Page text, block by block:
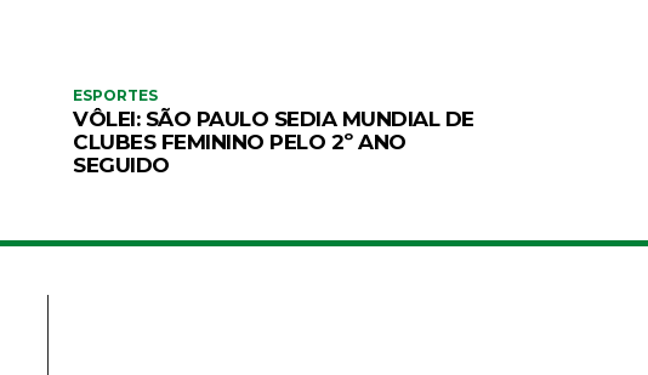
ESPORTES
VÔLEI: SÃO PAULO SEDIA MUNDIAL DE
CLUBES FEMININO PELO 2º ANO
SEGUIDO